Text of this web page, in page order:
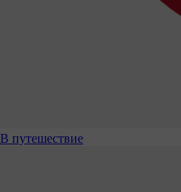
В путешествие